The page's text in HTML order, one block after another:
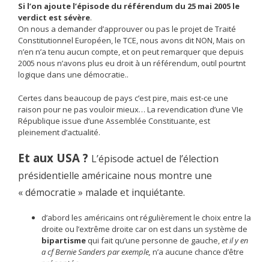
Si l’on ajoute l’épisode du référendum du 25 mai 2005 le
verdict est sévère.
On nous a demander d’approuver ou pas le projet de Traité
Constitutionnel Européen, le TCE, nous avons dit NON, Mais on
n’en n’a tenu aucun compte, et on peut remarquer que depuis
2005 nous n’avons plus eu droit à un référendum, outil pourtnt
logique dans une démocratie..
Certes dans beaucoup de pays c’est pire, mais est-ce une
raison pour ne pas vouloir mieux… La revendication d’une VIe
République issue d’une Assemblée Constituante, est
pleinement d’actualité.
Et aux USA ? L’épisode actuel de l’élection
présidentielle américaine nous montre une
« démocratie » malade et inquiétante.
d’abord les américains ont régulièrement le choix entre la
droite ou l’extrême droite car on est dans un système de
bipartisme qui fait qu’une personne de gauche,et il y en
a cf Bernie Sanders par exemple, n’a aucune chance d’être